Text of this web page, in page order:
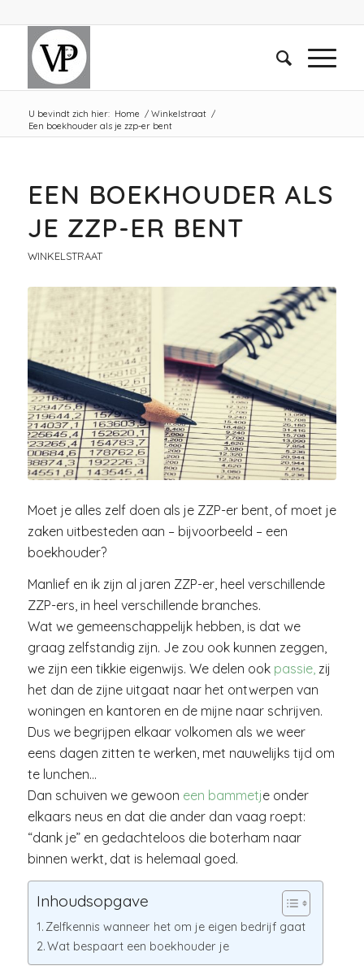
U bevindt zich hier: Home / Winkelstraat /
Een boekhouder als je zzp-er bent
EEN BOEKHOUDER ALS
JE ZZP-ER BENT
WINKELSTRAAT
Moet je alles zelf doen als je ZZP-er bent, of moet je
zaken uitbesteden aan – bijvoorbeeld – een
boekhouder?
Manlief en ik zijn al jaren ZZP-er, heel verschillende
ZZP-ers, in heel verschillende branches.
Wat we gemeenschappelijk hebben, is dat we
graag zelfstandig zijn. Je zou ook kunnen zeggen,
we zijn een tikkie eigenwijs. We delen ookpassie,zij
het dan de zijne uitgaat naar het ontwerpen van
woningen en kantoren en de mijne naar schrijven.
Dus we begrijpen elkaar volkomen als we weer
eens dagen zitten te werken, met nauwelijks tijd om
te lunchen…
Dan schuiven we gewoon een bammetje onder
elkaars neus en dat die ander dan vaag roept:
“dank je” en gedachteloos die boterham naar
binnen werkt, dat is helemaal goed.
Inhoudsopgave
Zelfkennis wanneer het om je eigen bedrijf gaat
Wat bespaart een boekhouder je